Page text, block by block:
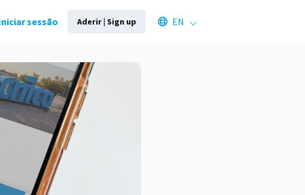
sessão Aderir | Sign up Select an available language
EN